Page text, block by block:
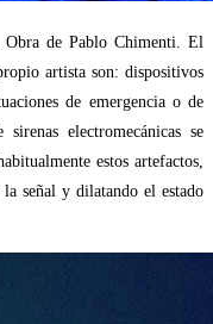
Obra de Pablo Chimenti. El
artista son: dispositivos
de emergencia o de
electromecánicas se
estos artefactos,
señal y dilatando el estado